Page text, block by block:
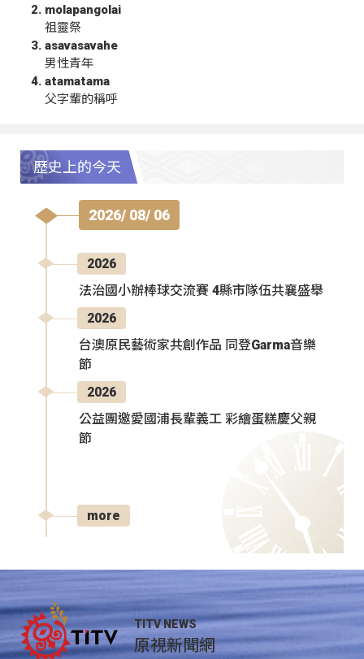
molapangolai
祖靈祭
asavasavahe
男性青年
atamatama
父字輩的稱呼
歷史上的今天
2026/ 08/ 06
2026
法治國小辦棒球交流賽 4縣市隊伍共襄盛舉
2026
台澳原民藝術家共創作品 同登Garma音樂
節
2026
公益團邀愛國浦長輩義工 彩繪蛋糕慶父親
節
more
TITV NEWS
原視新聞網